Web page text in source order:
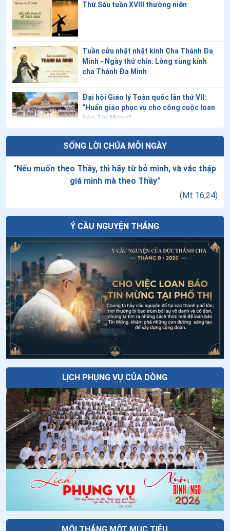
SỐNG LỜI CHÚA MỖI NGÀY
"Nếu muốn theo Thầy, thì hãy từ bỏ mình, và vác thập
giá mình mà theo Thầy"
(Mt 16,24)
Ý CẦU NGUYỆN THÁNG
LỊCH PHỤNG VỤ CỦA DÒNG
Thứ Sáu tuần XVIII thường niên
Tuần cửu nhật nhật kính Cha Thánh Đa
Minh - Ngày thứ chín: Lòng sùng kính
cha Thánh Đa Minh
Đại hội Giáo lý Toàn quốc lần thứ VII:
“Huấn giáo phục vụ cho công cuộc loan
báo Tin Mừng”
Giáo lý về Công đồng Vaticanô II: Bài 20
Thứ Năm tuần XVIII thường niên - Chúa
Tiếng gọi Tây Nguyên
Tuần cửu nhật nhật kính Cha Thánh Đa
Minh - Ngày thứ tám: Thánh Đa Minh
được chúa gọi về
Tại sao Lễ Chúa Hiển Dung lại được cử
hành vào ngày 06 tháng 8?
MỖI THÁNG MỘT MỤC TIÊU